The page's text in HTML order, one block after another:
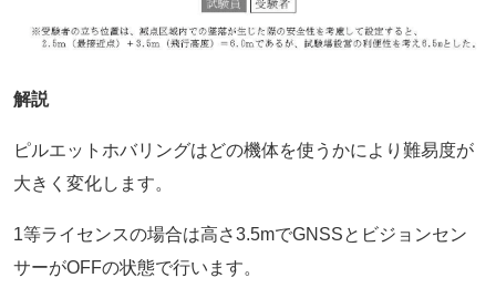
解説
ピルエットホバリングはどの機体を使うかにより難易度が
大きく変化します。
1等ライセンスの場合は高さ3.5mでGNSSとビジョンセン
サーがOFFの状態で行います。